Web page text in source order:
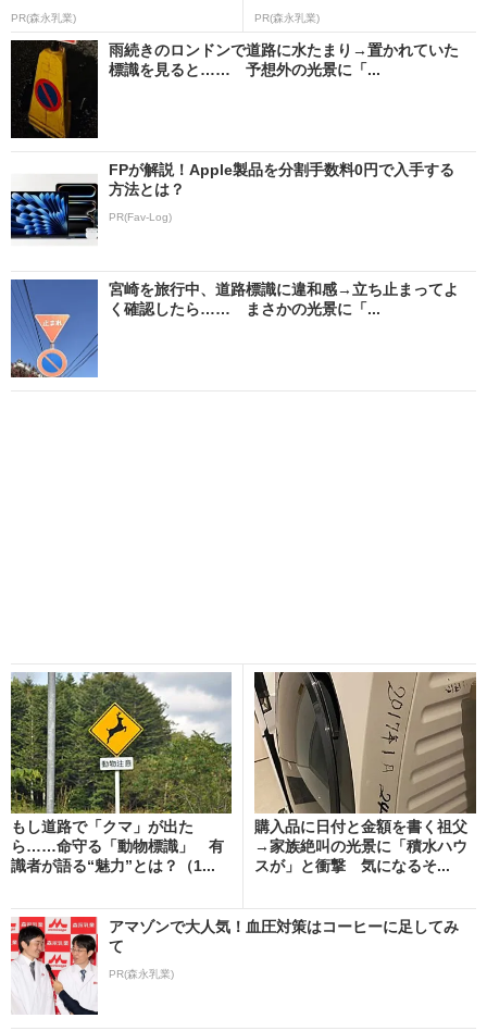
PR(森永乳業) PR(森永乳業)
雨続きのロンドンで道路に水たまり→置かれていた
標識を見ると…… 予想外の光景に「...
FPが解説！Apple製品を分割手数料0円で入手する
方法とは？
PR(Fav-Log)
宮崎を旅行中、道路標識に違和感→立ち止まってよ
く確認したら…… まさかの光景に「...
もし道路で「クマ」が出た
ら……命守る「動物標識」 有
識者が語る“魅力”とは？（1...
購入品に日付と金額を書く祖父
→家族絶叫の光景に「積水ハウ
スが」と衝撃 気になるそ...
アマゾンで大人気！血圧対策はコーヒーに足してみ
て
PR(森永乳業)